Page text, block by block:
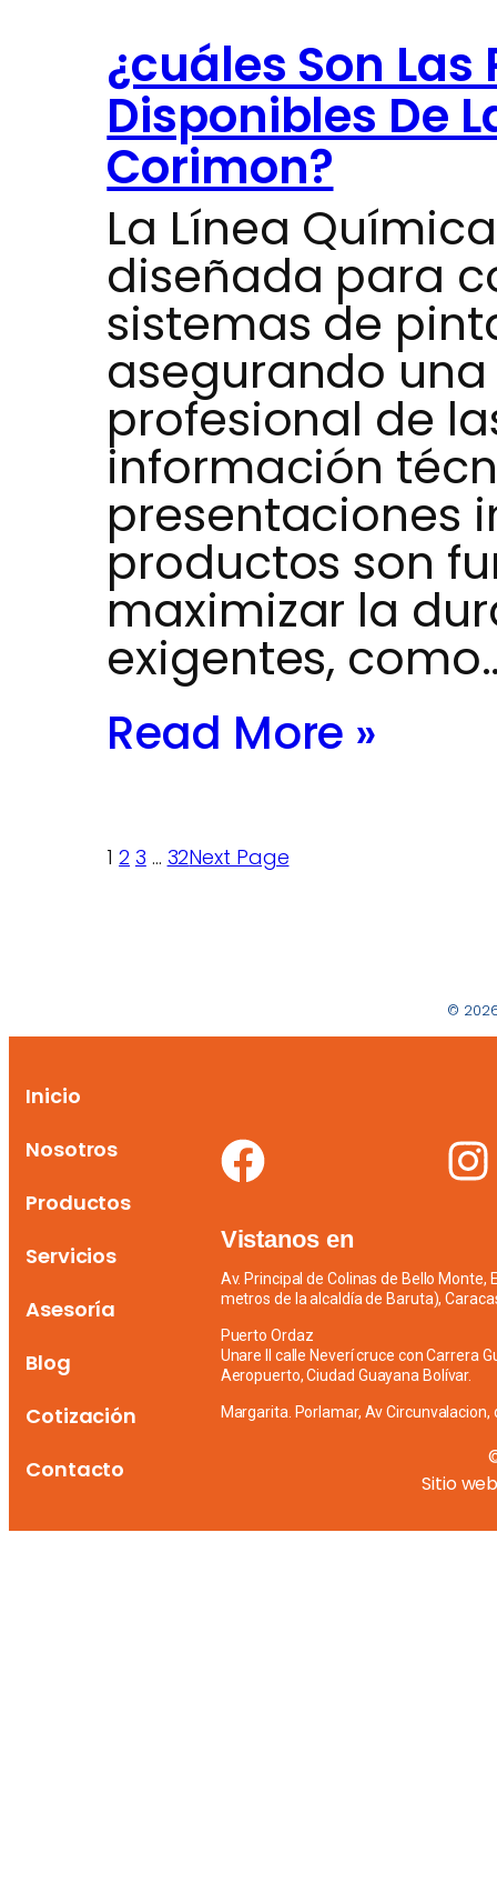
¿cuáles Son
Disponibles De
Corimon?
La Línea
diseñada para
sistemas de
asegurando
profesional de
información
presentaciones
productos son
maximizar la
exigentes,
Read More »
1 2 3 … 32Next Page
©
Inicio
Nosotros
Productos
Servicios
Asesoría
Blog
Cotización
Contacto
Vistanos en
Av. Principal de Colinas de Bello Monte,
metros de la alcaldía de Baruta),
Puerto Ordaz
Unare II calle Neverí cruce con Carrera
Aeropuerto, Ciudad Guayana Bolívar.
Margarita. Porlamar, Av Circunvalacion,
Sitio